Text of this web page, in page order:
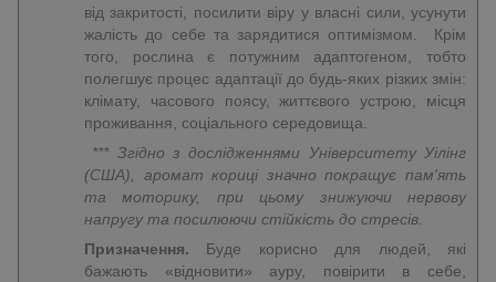
від закритості, посилити віру у власні сили, усунути
жалість до себе та зарядитися оптимізмом. Крім
того, рослина є потужним адаптогеном, тобто
полегшує процес адаптації до будь-яких різких змін:
клімату, часового поясу, життєвого устрою, місця
проживання, соціального середовища.
*** Згідно з дослідженнями Університету Уілінг
(США), аромат кориці значно покращує пам'ять
та моторику, при цьому знижуючи нервову
напругу та посилюючи стійкість до стресів.
Призначення. Буде корисно для людей, які
бажають «відновити» ауру, повірити в себе,